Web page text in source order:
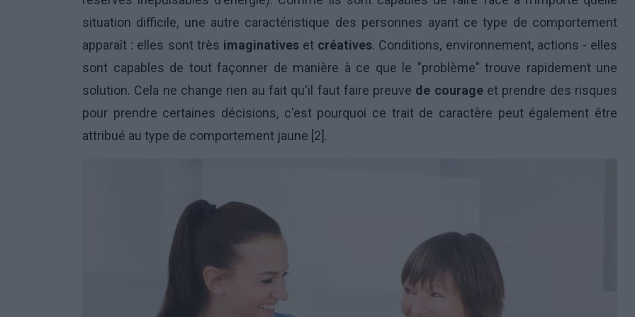
situation difficile, une autre caractéristique des personnes ayant ce type de comportement
apparaît : elles sont très imaginatives et créatives. Conditions, environnement, actions - elles
sont capables de tout façonner de manière à ce que le "problème" trouve rapidement une
solution. Cela ne change rien au fait qu'il faut faire preuve de courageet prendre des risques
pour prendre certaines décisions, c'est pourquoi ce trait de caractère peut également être
attribué au type de comportement jaune [2].